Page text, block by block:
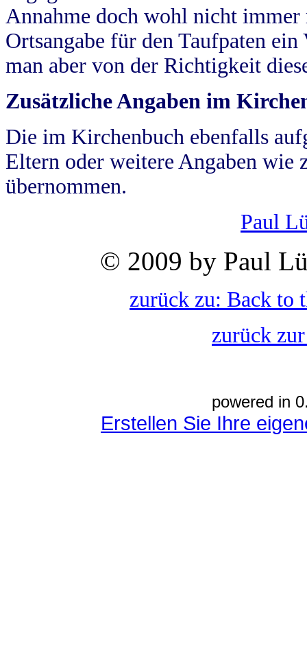
Annahme doch wohl nicht
Ortsangabe für den Taufpaten
man aber von der Richtigkeit
Zusätzliche Angaben im
Die im Kirchenbuch ebenfalls
Eltern oder weitere Angaben wie
übernommen.
Paul
© 2009 by Paul
zurück zu: Back to
zurück
powered in
Erstellen Sie Ihre